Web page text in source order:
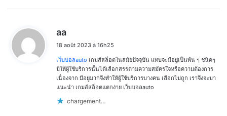
aa
t
:
18 août 2023 à 16h25
เว็บบอลauto เกมส์สล็อตในสมัยปัจจุบัน แทบจะมีอยู่เป็นพัน ๆ ชนิดๆ
มีให้ผู้ใช้บริการนั้นได้เลือกสรรตามความสมัครใจหรือความต้องการ
เนื่องจาก มีอยู่มากจึงทำให้ผู้ใช้บริการบางคน เลือกไม่ถูก เราจึงจะมา
แนะนำ เกมส์สล็อตแตกง่าย เว็บบอลauto
chargement…